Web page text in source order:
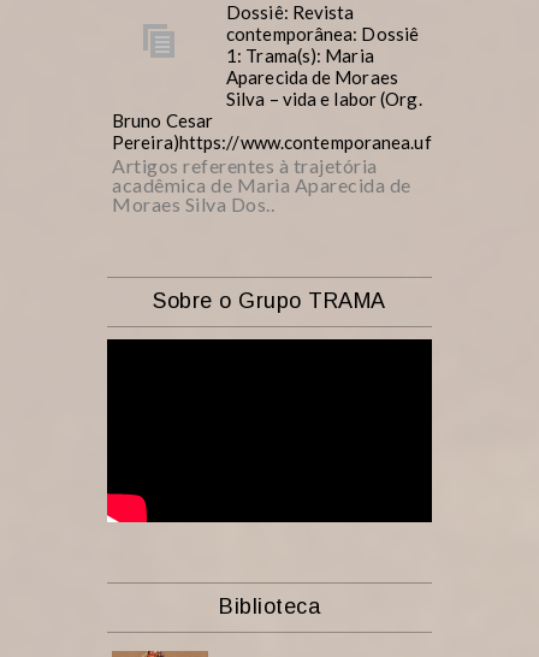
Dossiê: Revista
contemporânea: Dossiê
1: Trama(s): Maria
Aparecida de Moraes
Silva – vida e labor (Org.
Bruno Cesar
Pereira)https://www.contemporanea.ufscar.br/
Artigos referentes à trajetória
acadêmica de Maria Aparecida de
Moraes Silva Dos..
Sobre o Grupo TRAMA
Biblioteca